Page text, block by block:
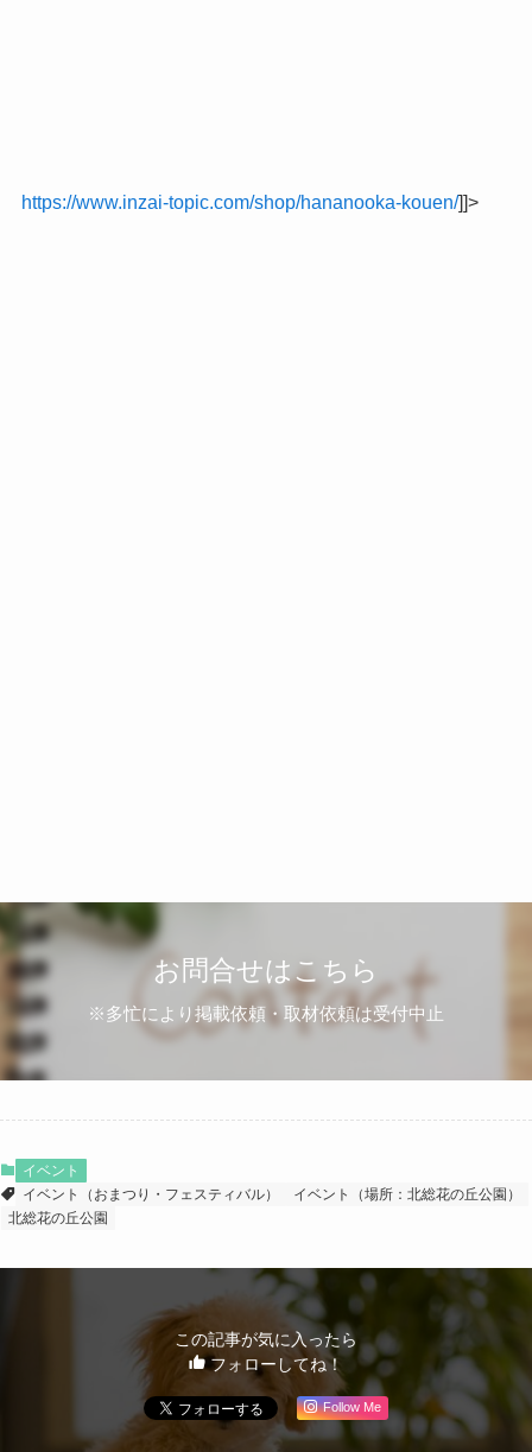
https://www.inzai-topic.com/shop/hananooka-kouen/]]>
お問合せはこちら
※多忙により掲載依頼・取材依頼は受付中止
イベント
イベント（おまつり・フェスティバル）
イベント（場所：北総花の丘公園）
北総花の丘公園
この記事が気に入ったら
フォローしてね！
Follow Me